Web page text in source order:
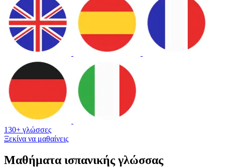
130+ γλώσσες
Ξεκίνα να μαθαίνεις
Μαθήματα ισπανικής γλώσσας